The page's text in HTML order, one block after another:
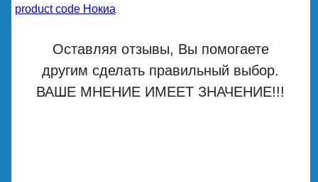
product code Нокиа
Оставляя отзывы, Вы помогаете
другим сделать правильный выбор.
ВАШЕ МНЕНИЕ ИМЕЕТ ЗНАЧЕНИЕ!!!